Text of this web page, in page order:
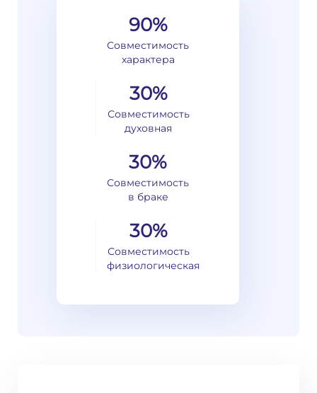
90%
Совместимость
характера
30%
Совместимость
духовная
30%
Совместимость
в браке
30%
Совместимость
физиологическая